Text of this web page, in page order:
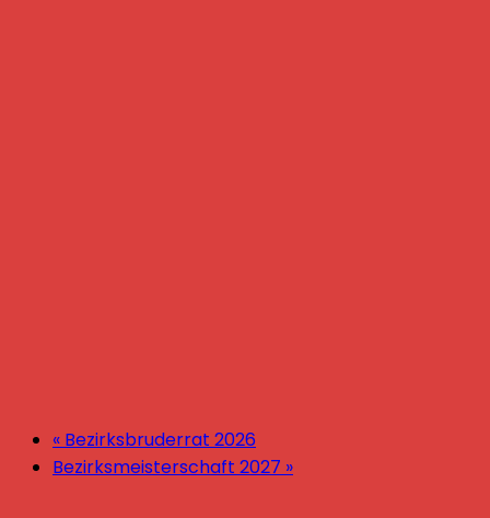
« Bezirksbruderrat 2026
Bezirksmeisterschaft 2027 »